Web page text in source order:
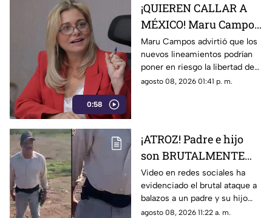
0:58
¡QUIEREN CALLAR A
MÉXICO! Maru Campos
alerta por nuevos
lineamientos y posible
censura
Maru Campos advirtió que los
nuevos lineamientos podrían
poner en riesgo la libertad de
expresión y abrir la puerta a
agosto 08, 2026 01:41 p. m.
¡ATROZ! Padre e hijo
son BRUTALMENTE
atacados con arma en
riña; hay un MUERTO
(+VIDEO)
Video en redes sociales ha
evidenciado el brutal ataque a
balazos a un padre y su hijo
que dejó a un muerto; esto es
agosto 08, 2026 11:22 a. m.